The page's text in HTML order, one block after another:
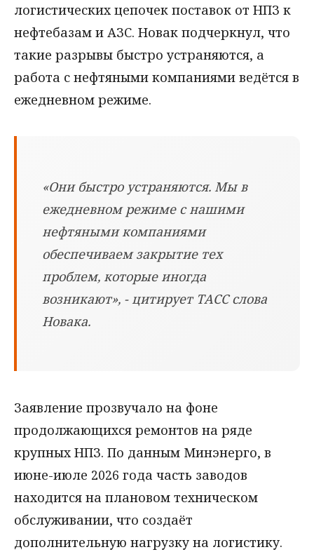
логистических цепочек поставок от НПЗ к
нефтебазам и АЗС. Новак подчеркнул, что
такие разрывы быстро устраняются, а
работа с нефтяными компаниями ведётся в
ежедневном режиме.
«Они быстро устраняются. Мы в
ежедневном режиме с нашими
нефтяными компаниями
обеспечиваем закрытие тех
проблем, которые иногда
возникают», - цитирует ТАСС слова
Новака.
Заявление прозвучало на фоне
продолжающихся ремонтов на ряде
крупных НПЗ. По данным Минэнерго, в
июне-июле 2026 года часть заводов
находится на плановом техническом
обслуживании, что создаёт
дополнительную нагрузку на логистику.